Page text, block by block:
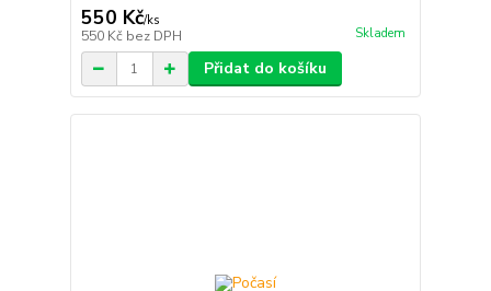
550 Kč/ks
550 Kč bez DPH Skladem
Přidat do košíku